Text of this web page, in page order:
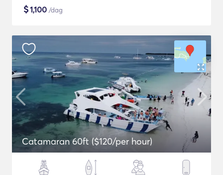
$1,100 /dag
Catamaran 60ft ($120/per hour)